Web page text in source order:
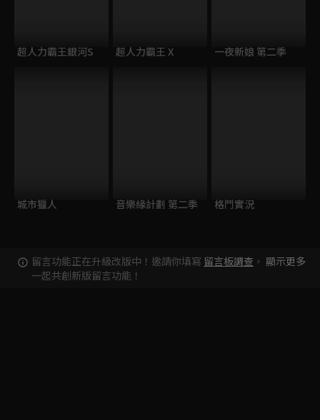
超人力霸王銀河S 超人力霸王 X 一夜新娘 第二季
城市獵人 音樂緣計劃 第二季 格鬥實況
留言功能正在升級改版中！邀請你填寫 留言板調查 ，
一起共創新版留言功能！
顯示更多